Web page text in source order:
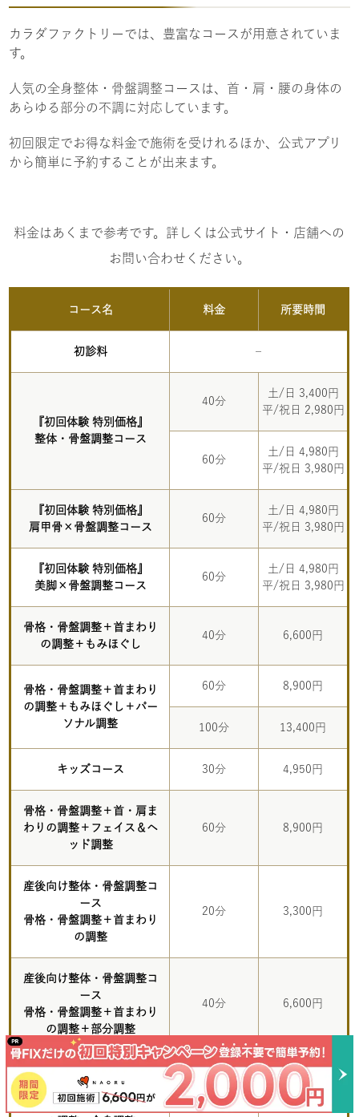
カラダファクトリーでは、豊富なコースが用意されていま
す。
人気の全身整体・骨盤調整コースは、首・肩・腰の身体の
あらゆる部分の不調に対応しています。
初回限定でお得な料金で施術を受けれるほか、公式アプリ
から簡単に予約することが出来ます。
料金はあくまで参考です。詳しくは公式サイト・店舗への
お問い合わせください。
コース名 料金 所要時間
初診料 –
『初回体験 特別価格』
整体・骨盤調整コース
40分
土/日 3,400円
平/祝日 2,980円
60分
土/日 4,980円
平/祝日 3,980円
『初回体験 特別価格』
肩甲骨×骨盤調整コース
60分
土/日 4,980円
平/祝日 3,980円
『初回体験 特別価格』
美脚×骨盤調整コース
60分
土/日 4,980円
平/祝日 3,980円
骨格・骨盤調整＋首まわり
の調整＋もみほぐし
40分 6,600円
骨格・骨盤調整＋首まわり
の調整＋もみほぐし＋パー
ソナル調整
60分 8,900円
100分 13,400円
キッズコース 30分 4,950円
骨格・骨盤調整＋首・肩ま
わりの調整＋フェイス＆ヘ
ッド調整
60分 8,900円
産後向け整体・骨盤調整コ
ース
骨格・骨盤調整＋首まわり
の調整
20分 3,300円
産後向け整体・骨盤調整コ
ース
骨格・骨盤調整＋首まわり
の調整＋部分調整
40分 6,600円
産後向け整体・骨盤調整コ
ース
骨格・骨盤調整＋首まわり
60分 8,900円